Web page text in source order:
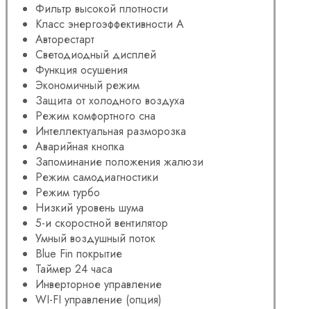
Фильтр высокой плотности
Класс энергоэффективности А
Авторестарт
Светодиодный дисплей
Функция осушения
Экономичный режим
Защита от холодного воздуха
Режим комфортного сна
Интеллектуальная разморозка
Аварийная кнопка
Запоминание положения жалюзи
Режим самодиагностики
Режим турбо
Низкий уровень шума
5-и скоростной вентилятор
Умный воздушный поток
Blue Fin покрытие
Таймер 24 часа
Инверторное управление
WI-FI управление (опция)